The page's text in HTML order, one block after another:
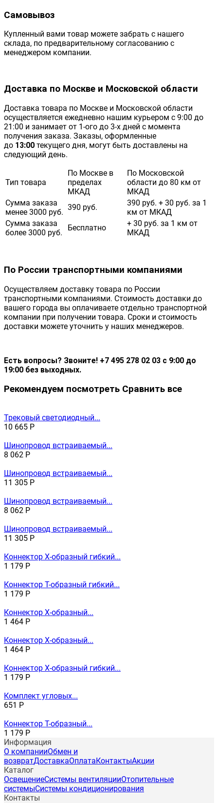
Самовывоз
Купленный вами товар можете забрать с нашего
склада, по предварительному согласованию с
менеджером компании.
Доставка по Москве и Московской области
Доставка товара по Москве и Московской области
осуществляется ежедневно нашим курьером с 9:00 до
21:00 и занимает от 1-ого до 3-х дней с момента
получения заказа. Заказы, оформленные
до 13:00 текущего дня, могут быть доставлены на
следующий день.
Тип товара
По Москве в
пределах
МКАД
По Московской
области до 80 км от
МКАД
Сумма заказа
менее 3000 руб.
390 руб.
390 руб. + 30 руб. за 1
км от МКАД
Сумма заказа
более 3000 руб.
Бесплатно
+ 30 руб. за 1 км от
МКАД
По России транспортными компаниями
Осуществляем доставку товара по России
транспортными компаниями. Стоимость доставки до
вашего города вы оплачиваете отдельно транспортной
компании при получении товара. Сроки и стоимость
доставки можете уточнить у наших менеджеров.
Есть вопросы? Звоните! +7 495 278 02 03 с 9:00 до
19:00 без выходных.
Рекомендуем посмотреть Сравнить все
Трековый светодиодный...
10 665 Р
Шинопровод встраиваемый...
8 062 Р
Шинопровод встраиваемый...
11 305 Р
Шинопровод встраиваемый...
8 062 Р
Шинопровод встраиваемый...
11 305 Р
Коннектор X-образный гибкий...
1 179 Р
Коннектор Т-образный гибкий...
1 179 Р
Коннектор X-образный...
1 464 Р
Коннектор X-образный...
1 464 Р
Коннектор X-образный гибкий...
1 179 Р
Комплект угловых...
651 Р
Коннектор T-образный...
1 179 Р
Информация
О компанииОбмен и
возвратДоставкаОплатаКонтактыАкции
Каталог
ОсвещениеСистемы вентиляцииОтопительные
системыСистемы кондиционирования
Контакты